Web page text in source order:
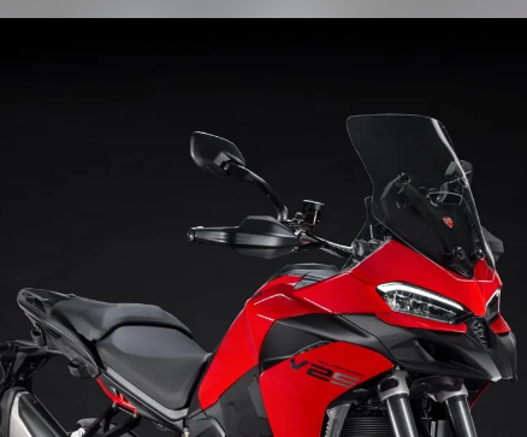
Bildegalleri